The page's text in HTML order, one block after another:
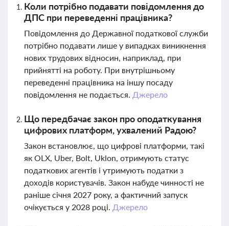
Коли потрібно подавати повідомлення до
ДПС при переведенні працівника?
Повідомлення до Державної податкової служби
потрібно подавати лише у випадках виникнення
нових трудових відносин, наприклад, при
прийнятті на роботу. При внутрішньому
переведенні працівника на іншу посаду
повідомлення не подається. Джерело
Що передбачає закон про оподаткування
цифрових платформ, ухвалений Радою?
Закон встановлює, що цифрові платформи, такі
як OLX, Uber, Bolt, Uklon, отримують статус
податкових агентів і утримують податки з
доходів користувачів. Закон набуде чинності не
раніше січня 2027 року, а фактичний запуск
очікується у 2028 році. Джерело